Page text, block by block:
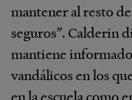
mantener al resto
seguros”. Calderin
mantiene
vandálicos en los
en la escuela como